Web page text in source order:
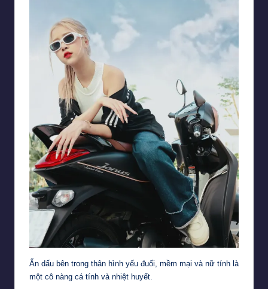
Ẩn dấu bên trong thân hình yếu đuối, mềm mại và nữ tính là
một cô nàng cá tính và nhiệt huyết.